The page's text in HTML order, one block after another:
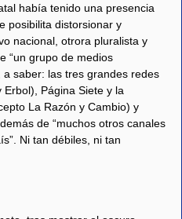
había tenido una presencia
posibilita distorsionar y
nacional, otrora pluralista y
“un grupo de medios
a saber: las tres grandes redes
Página Siete y la
La Razón y Cambio) y
de “muchos otros canales
Ni tan débiles, ni tan